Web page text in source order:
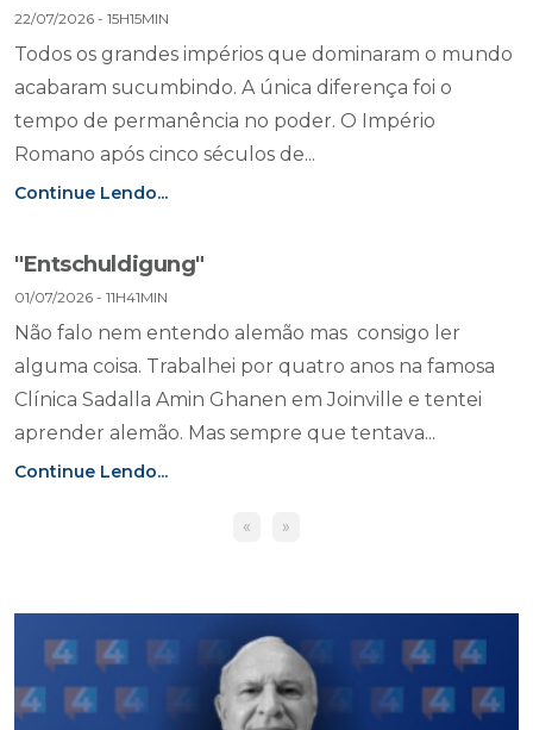
22/07/2026 - 15H15MIN
Todos os grandes impérios que dominaram o mundo
acabaram sucumbindo. A única diferença foi o
tempo de permanência no poder. O Império
Romano após cinco séculos de...
Continue Lendo...
"Entschuldigung"
01/07/2026 - 11H41MIN
Não falo nem entendo alemão mas consigo ler
alguma coisa. Trabalhei por quatro anos na famosa
Clínica Sadalla Amin Ghanen em Joinville e tentei
aprender alemão. Mas sempre que tentava...
Continue Lendo...
« »